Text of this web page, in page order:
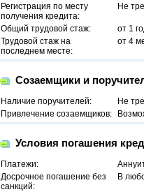
Регистрация по месту
получения кредита:
Не
Общий трудовой стаж:
от 1
Трудовой стаж на
последнем месте:
от 4
Созаемщики и
Наличие поручителей:
Не
Привлечение созаемщиков:
Условия погашения
Платежи:
Досрочное погашение без
санкций:
В